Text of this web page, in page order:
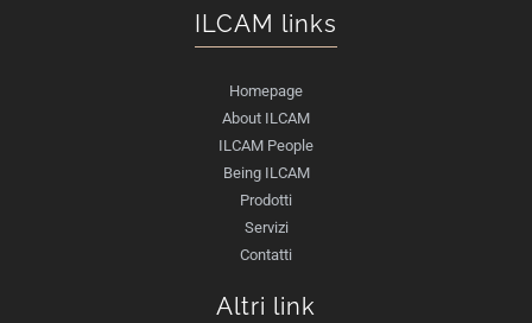
ILCAM links
Homepage
About ILCAM
ILCAM People
Being ILCAM
Prodotti
Servizi
Contatti
Altri link